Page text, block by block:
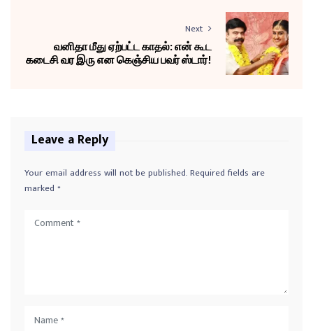
Next
வனிதா மீது ஏற்பட்ட காதல்: என் கூட
கடைசி வர இரு என கெஞ்சிய பவர் ஸ்டார்!
Leave a Reply
Your email address will not be published.Required fields are
marked *